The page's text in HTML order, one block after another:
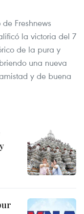
Freshnews
la victoria del 7
de la pura y
una nueva
y de buena